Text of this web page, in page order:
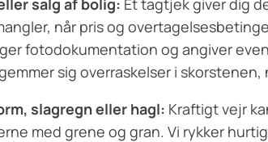
salg af bolig: Et tagtjek giver dig
når pris og
fotodokumentation og angiver
sig overraskelser i
slagregn eller hagl: Kraftigt vejr
med grene og gran. Vi rykker